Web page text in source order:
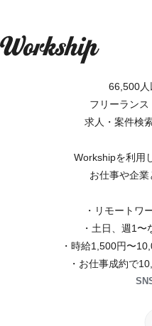
66,500人
フリーラン
求人・案件検
Workshipを利用
お仕事や企業
・リモートワ
・土日、週1〜
・時給1,500円〜
・お仕事成約で